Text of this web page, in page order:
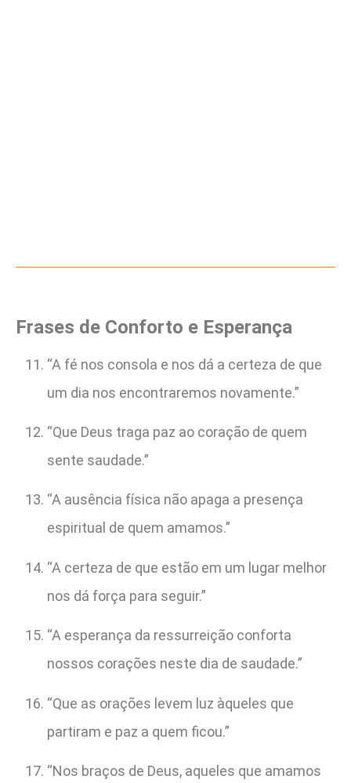
Frases de Conforto e Esperança
“A fé nos consola e nos dá a certeza de que
um dia nos encontraremos novamente.”
“Que Deus traga paz ao coração de quem
sente saudade.”
“A ausência física não apaga a presença
espiritual de quem amamos.”
“A certeza de que estão em um lugar melhor
nos dá força para seguir.”
“A esperança da ressurreição conforta
nossos corações neste dia de saudade.”
“Que as orações levem luz àqueles que
partiram e paz a quem ficou.”
“Nos braços de Deus, aqueles que amamos